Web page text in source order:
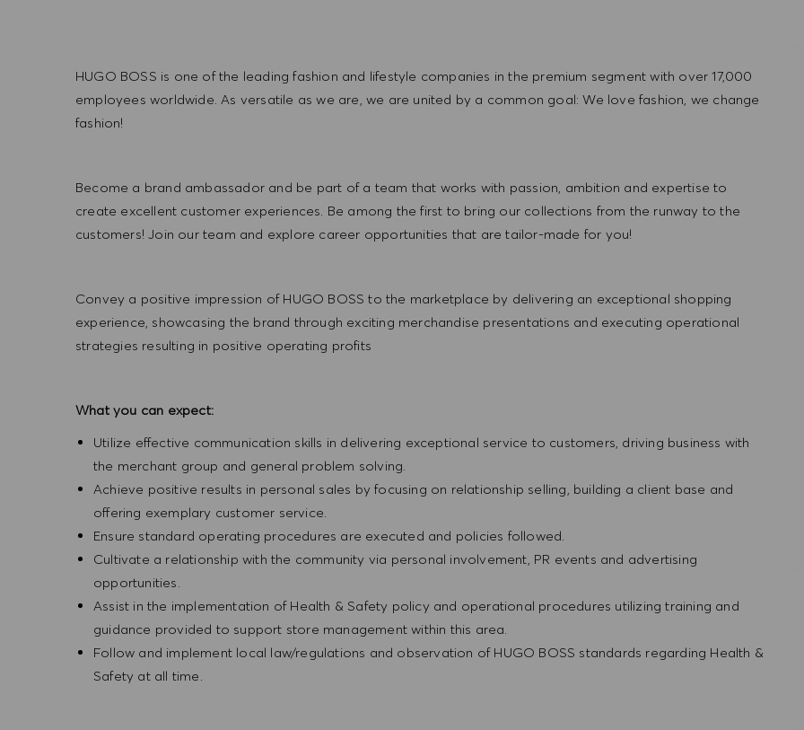
HUGO BOSS is one of the leading fashion and lifestyle companies in the premium segment with over 17,000
employees worldwide. As versatile as we are, we are united by a common goal: We love fashion, we change
fashion!
Become a brand ambassador and be part of a team that works with passion, ambition and expertise to
create excellent customer experiences. Be among the first to bring our collections from the runway to the
customers! Join our team and explore career opportunities that are tailor-made for you!
Convey a positive impression of HUGO BOSS to the marketplace by delivering an exceptional shopping
experience, showcasing the brand through exciting merchandise presentations and executing operational
strategies resulting in positive operating profits
What you can expect:
Utilize effective communication skills in delivering exceptional service to customers, driving business with
the merchant group and general problem solving.
Achieve positive results in personal sales by focusing on relationship selling, building a client base and
offering exemplary customer service.
Ensure standard operating procedures are executed and policies followed.
Cultivate a relationship with the community via personal involvement, PR events and advertising
opportunities.
Assist in the implementation of Health & Safety policy and operational procedures utilizing training and
guidance provided to support store management within this area.
Follow and implement local law/regulations and observation of HUGO BOSS standards regarding Health &
Safety at all time.